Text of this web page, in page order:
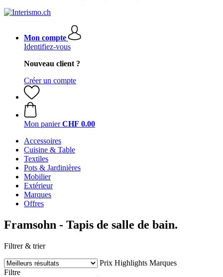
Mon compte
Identifiez-vous
Nouveau client ?
Créer un compte
Mon panier CHF 0.00
Accessoires
Cuisine & Table
Textiles
Pots & Jardinières
Mobilier
Extérieur
Marques
Offres
Framsohn - Tapis de salle de bain.
Filtrer & trier
Prix Highlights Marques
Filtre